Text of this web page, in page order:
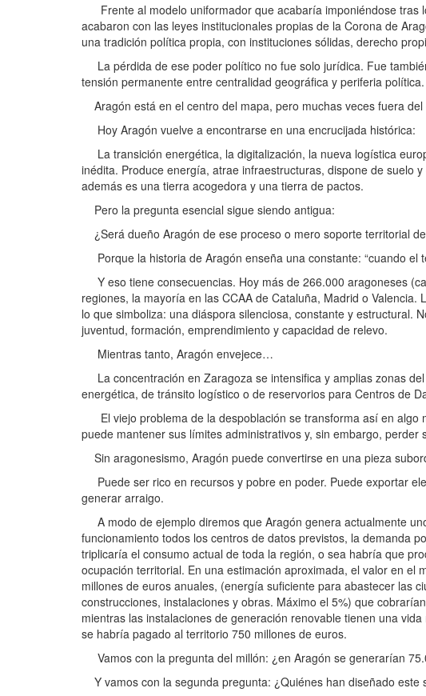
Frente al modelo uniformador que acabaría imponiéndose tras
acabaron con las leyes institucionales propias de la Corona de
una tradición política propia, con instituciones sólidas, derecho
La pérdida de ese poder político no fue solo jurídica. Fue
tensión permanente entre centralidad geográfica y periferia política.
Aragón está en el centro del mapa, pero muchas veces fuera
Hoy Aragón vuelve a encontrarse en una encrucijada histórica:
La transición energética, la digitalización, la nueva logística
inédita. Produce energía, atrae infraestructuras, dispone de suelo
además es una tierra acogedora y una tierra de pactos.
Pero la pregunta esencial sigue siendo antigua:
¿Será dueño Aragón de ese proceso o mero soporte territorial
Porque la historia de Aragón enseña una constante: “cuando el
Y eso tiene consecuencias. Hoy más de 266.000 aragoneses
regiones, la mayoría en las CCAA de Cataluña, Madrid o
lo que simboliza: una diáspora silenciosa, constante y estructural.
juventud, formación, emprendimiento y capacidad de relevo.
Mientras tanto, Aragón envejece…
La concentración en Zaragoza se intensifica y amplias zonas
energética, de tránsito logístico o de reservorios para Centros de
El viejo problema de la despoblación se transforma así en algo
puede mantener sus límites administrativos y, sin embargo, perder
Sin aragonesismo, Aragón puede convertirse en una pieza
Puede ser rico en recursos y pobre en poder. Puede exportar
generar arraigo.
A modo de ejemplo diremos que Aragón genera actualmente
funcionamiento todos los centros de datos previstos, la demanda
triplicaría el consumo actual de toda la región, o sea habría que
ocupación territorial. En una estimación aproximada, el valor en
millones de euros anuales, (energía suficiente para abastecer las
construcciones, instalaciones y obras. Máximo el 5%) que
mientras las instalaciones de generación renovable tienen una
se habría pagado al territorio 750 millones de euros.
Vamos con la pregunta del millón: ¿en Aragón se generarían
Y vamos con la segunda pregunta: ¿Quiénes han diseñado este